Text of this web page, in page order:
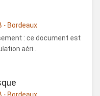
- Bordeaux
: ce document est
aéri...